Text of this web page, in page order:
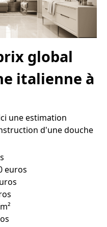
global
italienne à
une estimation
d'une douche
euros